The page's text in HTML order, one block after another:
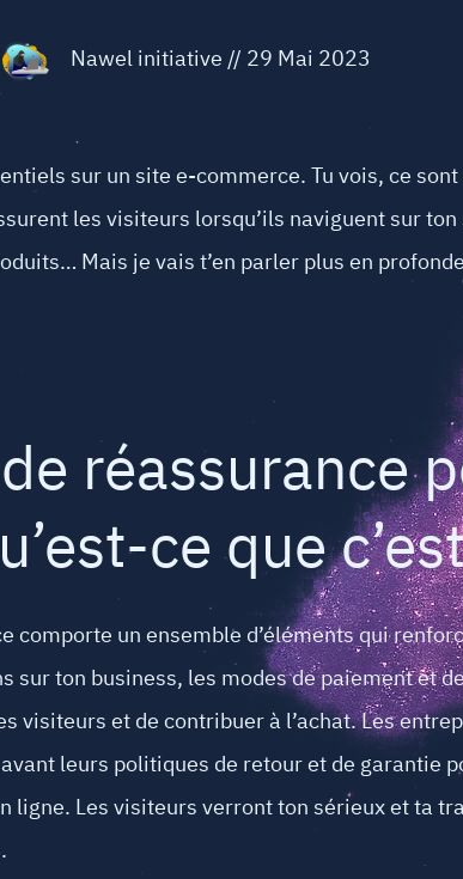
Nawel initiative// 29 Mai 2023
sur un site e-commerce. Tu vois, ce
les visiteurs lorsqu’ils naviguent sur
Mais je vais t’en parler plus en
réassurance
ce que
comporte un ensemble d’éléments qui
sur ton business, les modes de paiement et
visiteurs et de contribuer à l’achat. Les
leurs politiques de retour et de garantie
ligne. Les visiteurs verront ton sérieux et ta